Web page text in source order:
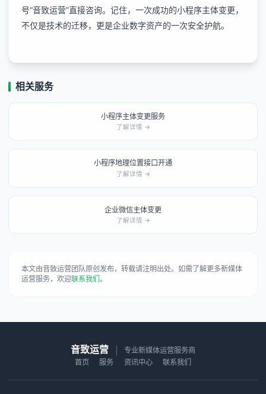
号“音致运营”直接咨询。记住，一次成功的小程序主体变更，
不仅是技术的迁移，更是企业数字资产的一次安全护航。
相关服务
小程序主体变更服务
了解详情 →
小程序地理位置接口开通
了解详情 →
企业微信主体变更
了解详情 →
本文由音致运营团队原创发布，转载请注明出处。如需了解更多新媒体
运营服务，欢迎联系我们 。
音致运营
专业新媒体运营服务商
首页
服务 资讯中心 联系我们